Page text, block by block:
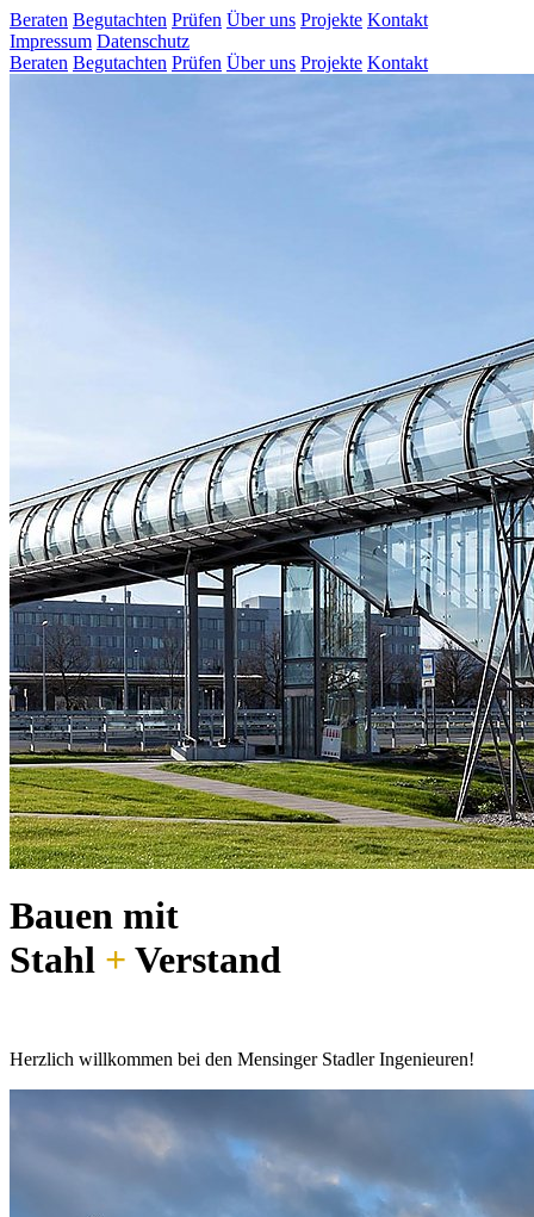
Beraten Begutachten Prüfen Über uns Projekte Kontakt
Impressum Datenschutz
Beraten Begutachten Prüfen Über uns Projekte Kontakt
Bauen mit
Stahl + Verstand
Herzlich willkommen bei den Mensinger Stadler Ingenieuren!